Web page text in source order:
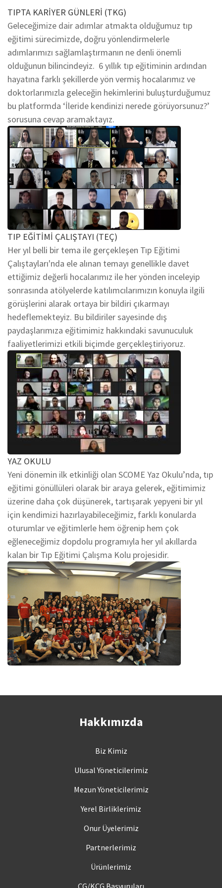
TIPTA KARİYER GÜNLERİ (TKG)
Geleceğimize dair adımlar atmakta olduğumuz tıp
eğitimi sürecimizde, doğru yönlendirmelerle
adımlarımızı sağlamlaştırmanın ne denli önemli
olduğunun bilincindeyiz. 6 yıllık tıp eğitiminin ardından
hayatına farklı şekillerde yön vermiş hocalarımız ve
doktorlarımızla geleceğin hekimlerini buluşturduğumuz
bu platformda ‘İleride kendinizi nerede görüyorsunuz?’
sorusuna cevap aramaktayız.
TIP EĞİTİMİ ÇALIŞTAYI (TEÇ)
Her yıl belli bir tema ile gerçekleşen Tıp Eğitimi
Çalıştayları'nda ele alınan temayı genellikle davet
ettiğimiz değerli hocalarımız ile her yönden inceleyip
sonrasında atölyelerde katılımcılarımızın konuyla ilgili
görüşlerini alarak ortaya bir bildiri çıkarmayı
hedeflemekteyiz. Bu bildiriler sayesinde dış
paydaşlarımıza eğitimimiz hakkındaki savunuculuk
faaliyetlerimizi etkili biçimde gerçekleştiriyoruz.
YAZ OKULU
Yeni dönemin ilk etkinliği olan SCOME Yaz Okulu’nda, tıp
eğitimi gönüllüleri olarak bir araya gelerek, eğitimimiz
üzerine daha çok düşünerek, tartışarak yepyeni bir yıl
için kendimizi hazırlayabileceğimiz, farklı konularda
oturumlar ve eğitimlerle hem öğrenip hem çok
eğleneceğimiz dopdolu programıyla her yıl akıllarda
kalan bir Tıp Eğitimi Çalışma Kolu projesidir.
Hakkımızda
Biz Kimiz
Ulusal Yöneticilerimiz
Mezun Yöneticilerimiz
Yerel Birliklerimiz
Onur Üyelerimiz
Partnerlerimiz
Ürünlerimiz
ÇG/KÇG Başvuruları